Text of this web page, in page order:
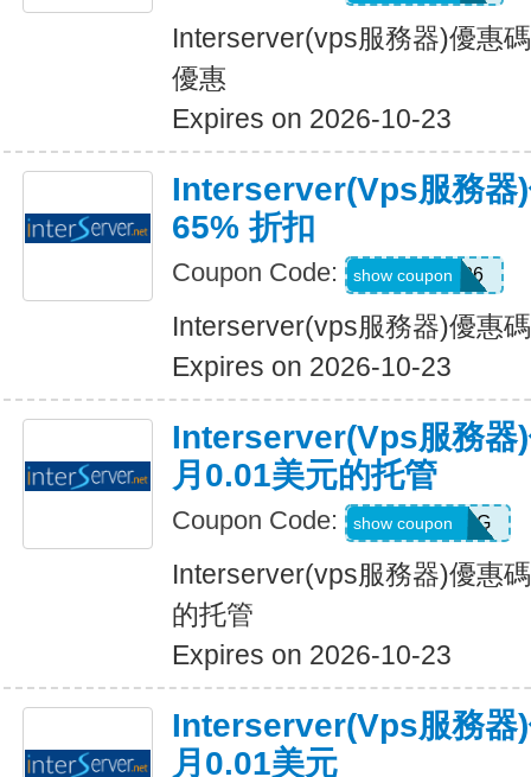
Interserver(vps服務器)優惠
優惠
Expires on 2026-10-23
Interserver(vps服務器
65% 折扣
Coupon Code: INRER2026
show coupon
Interserver(vps服務器)優惠
Expires on 2026-10-23
Interserver(vps服務器
月0.01美元的托管
Coupon Code: GETHOSTING
show coupon
Interserver(vps服務器)優惠
的托管
Expires on 2026-10-23
Interserver(vps服務器
月0.01美元